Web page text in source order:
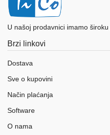
U našoj prodavnici imamo široku
Brzi linkovi
Dostava
Sve o kupovini
Način plaćanja
Software
O nama